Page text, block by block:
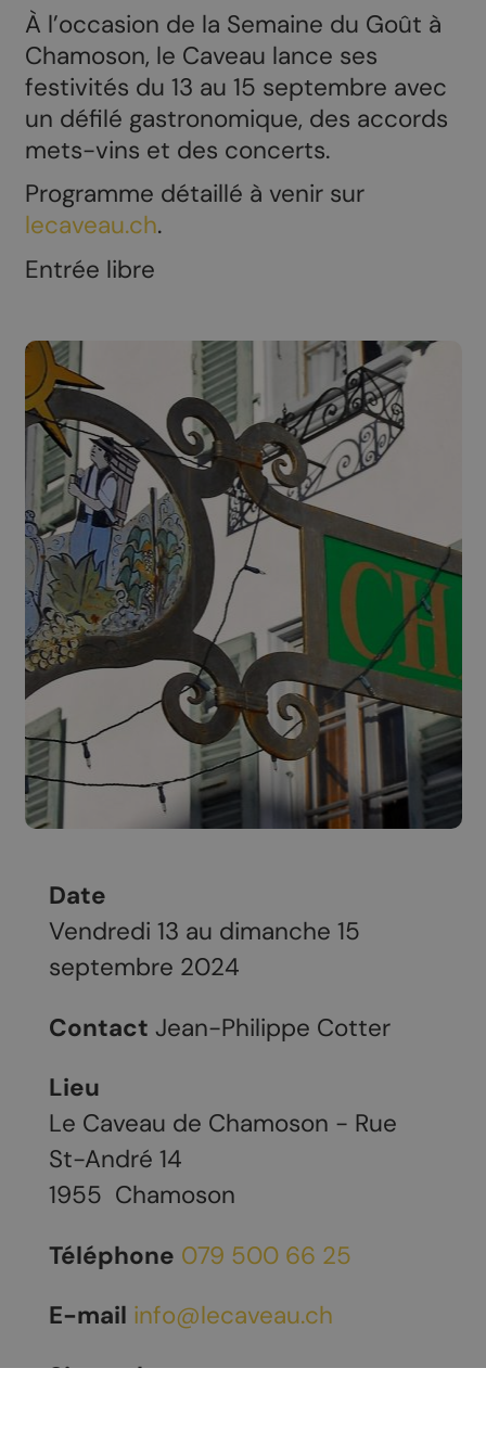
À l’occasion de la Semaine du Goût à
Chamoson, le Caveau lance ses
festivités du 13 au 15 septembre avec
un défilé gastronomique, des accords
mets-vins et des concerts.
Programme détaillé à venir sur
lecaveau.ch.
Entrée libre
Date
Vendredi 13 au dimanche 15
septembre 2024
Contact Jean-Philippe Cotter
Lieu
Le Caveau de Chamoson - Rue
St-André 14
1955 Chamoson
Téléphone 079 500 66 25
E-mail info@lecaveau.ch
Site web